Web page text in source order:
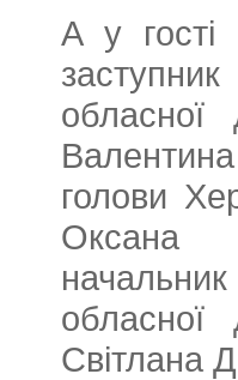
А у гості
обласної
голови
Оксана
обласної
Світлана